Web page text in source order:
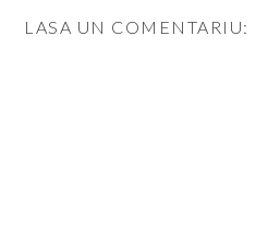
LASA UN COMENTARIU: